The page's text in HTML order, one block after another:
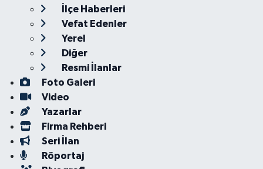
İlçe Haberleri
Vefat Edenler
Yerel
Diğer
Resmi İlanlar
Foto Galeri
Video
Yazarlar
Firma Rehberi
Seri İlan
Röportaj